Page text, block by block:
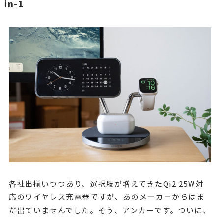
in-1
各社出揃いつつあり、選択肢が増えてきたQi2 25W対
応のワイヤレス充電器ですが、あのメーカーからはま
だ出ていませんでした。そう、アンカーです。ついに、